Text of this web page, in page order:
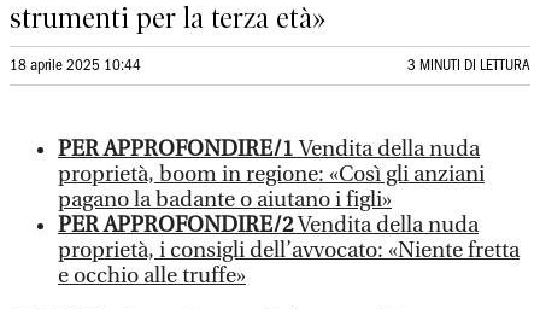
strumenti per la terza età»
18 aprile 2025 10:44 3 MINUTI DI LETTURA
PER APPROFONDIRE/1Vendita della nuda
proprietà, boom in regione: «Così gli anziani
pagano la badante o aiutano i figli»
PER APPROFONDIRE/2Vendita della nuda
proprietà, i consigli dell’avvocato: «Niente fretta
e occhio alle truffe»